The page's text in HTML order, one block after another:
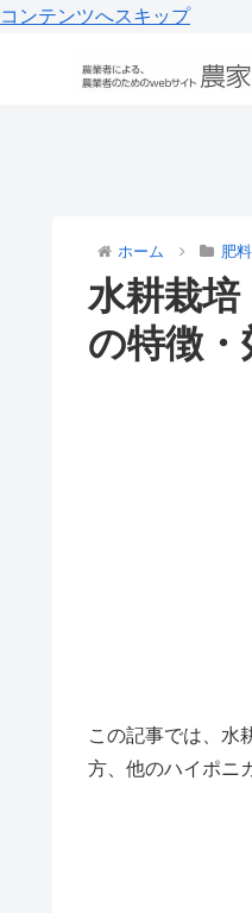
コンテンツへスキップ
ホーム 肥料
水耕栽
の特徴
この記事では、水
方、他のハイポニ